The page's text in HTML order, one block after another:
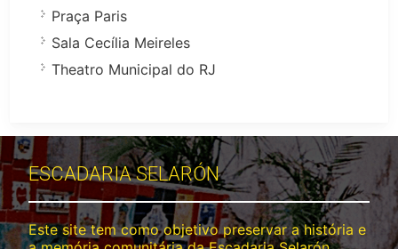
Praça Paris
Sala Cecília Meireles
Theatro Municipal do RJ
ESCADARIA SELARÓN
Este site tem como objetivo preservar a história e